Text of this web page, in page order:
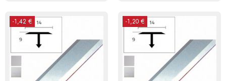
-1,42 € -1,20 €